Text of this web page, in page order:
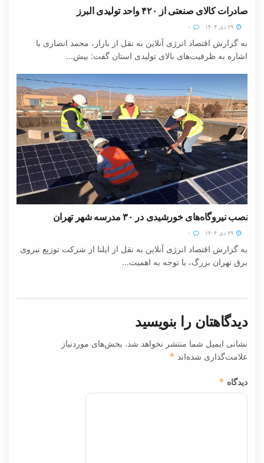
صادرات کالای صنعتی از ۴۲۰ واحد تولیدی البرز
به گزارش اقتصاد انرژی آنلاین به نقل از بازار، محمد انصاری با
اشاره به ظرفیت‌های بالای تولیدی استان گفت: بیش...
نصب نیروگاه‌های خورشیدی در ۳۰ مدرسه شهر تهران
به گزارش اقتصاد انرژی آنلاین به نقل از ایلنا از شرکت توزیع نیروی
برق تهران بزرگ، با توجه به اهمیت...
دیدگاهتان را بنویسید
نشانی ایمیل شما منتشر نخواهد شد. بخش‌های موردنیاز
علامت‌گذاری شده‌اند *
دیدگاه *